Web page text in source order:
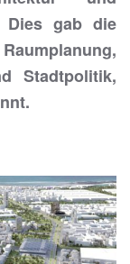
Dies gab die
Stadtpolitik,